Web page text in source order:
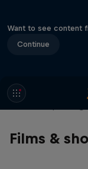
Want to see content
Continue
Films &